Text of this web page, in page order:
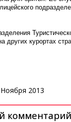
других курортах
2013